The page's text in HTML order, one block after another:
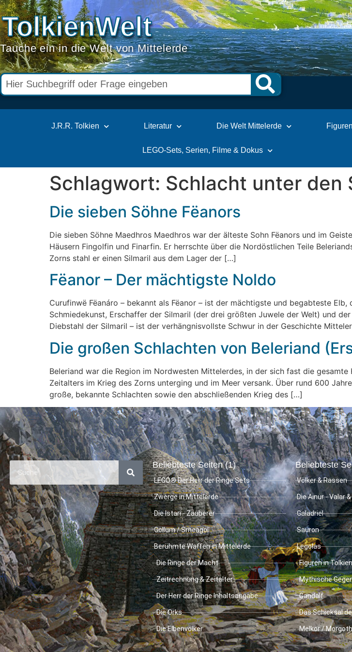
TolkienWelt
Tauche ein in die Welt von Mittelerde
J.R.R. Tolkien Literatur Die Welt Mittelerde
LEGO-Sets, Serien, Filme & Dokus
Schlagwort: Schlacht unter den
Die sieben Söhne Fëanors
Die sieben Söhne Maedhros Maedhros war der älteste Sohn Fëanors und im
Häusern Fingolfin und Finarfin. Er herrschte über die Nordöstlichen Teile
Zorns stahl er einen Silmaril aus dem Lager der […]
Fëanor – Der mächtigste Noldo
Curufinwë Fëanáro – bekannt als Fëanor – ist der mächtigste und begabteste
Schmiedekunst, Erschaffer der Silmaril (der drei größten Juwele der Welt) und
Diebstahl der Silmaril – ist der verhängnisvollste Schwur in der Geschichte
Die großen Schlachten von Beleriand
Beleriand war die Region im Nordwesten Mittelerdes, in der sich fast die
Zeitalters im Krieg des Zorns unterging und im Meer versank. Über rund 600
große, bekannte Schlachten sowie den abschließenden Krieg des […]
Beliebteste Seiten (1)
LEGO® Der Herr der Ringe Sets
Zwerge in Mittelerde
Die Istari - Zauberer
Gollum / Smeagol
Berühmte Waffen in Mittelerde
Die Ringe der Macht
Zeitrechnung & Zeitalter
Der Herr der Ringe Inhaltsangabe
Die Orks
Die Elbenvölker
Beliebteste
Völker & Rassen
Die Ainur - Valar
Galadriel
Sauron
Legolas
Figuren in
Mythische
Gandalf
Das Schicksal
Melkor / Morgoth